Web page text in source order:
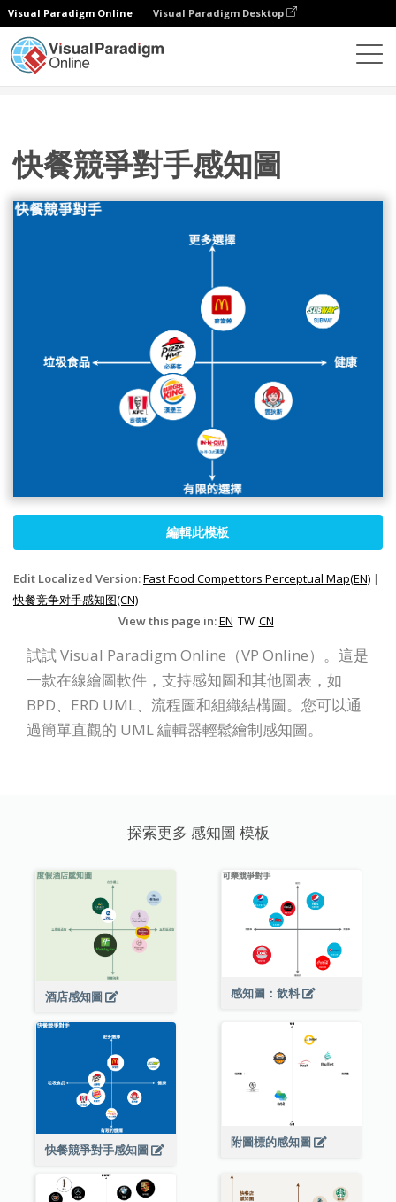
Visual Paradigm Online Visual Paradigm Desktop
快餐競爭對手感知圖
編輯此模板
Edit Localized Version:Fast Food Competitors Perceptual Map(EN) |
快餐竞争对手感知图(CN)
View this page in:EN TW CN
試試 Visual Paradigm Online（VP Online）。這是
一款在線繪圖軟件，支持感知圖和其他圖表，如
BPD、ERD UML、流程圖和組織結構圖。您可以通
過簡單直觀的 UML 編輯器輕鬆繪制感知圖。
探索更多 感知圖 模板
酒店感知圖 感知圖：飲料
快餐競爭對手感知圖
附圖標的感知圖